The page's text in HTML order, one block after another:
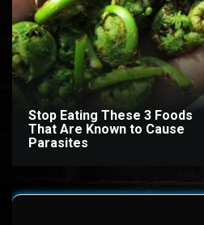
Stop Eating These 3 Foods
That Are Known to Cause
Parasites